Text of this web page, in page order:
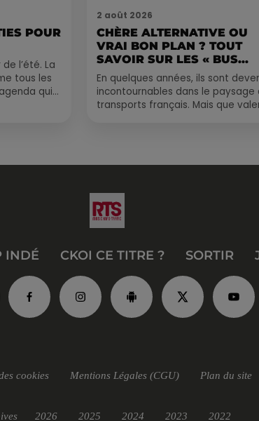
POUR
l’été. La
tous les
qui
2 août 2026
CHÈRE ALTERNATIVE OU
VRAI BON PLAN ? TOUT
SAVOIR SUR LES « BUS...
En quelques années, ils sont
incontournables dans le paysage
transports français. Mais que
INDÉ CKOI CE TITRE ? SORTIR
cookies Mentions Légales (CGU) Plan du site
2026 2025 2024 2023 2022